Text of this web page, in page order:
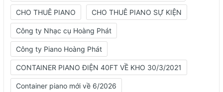
CHO THUÊ PIANO CHO THUÊ PIANO SỰ KIỆN
Công ty Nhạc cụ Hoàng Phát
Công ty Piano Hoàng Phát
CONTAINER PIANO ĐIỆN 40FT VỀ KHO 30/3/2021
Container piano mới về 6/2026